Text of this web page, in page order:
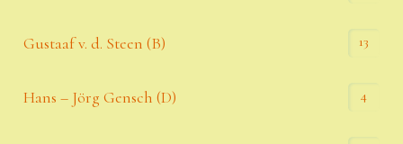
Gustaaf v. d. Steen (B) 13
Hans – Jörg Gensch (D) 4